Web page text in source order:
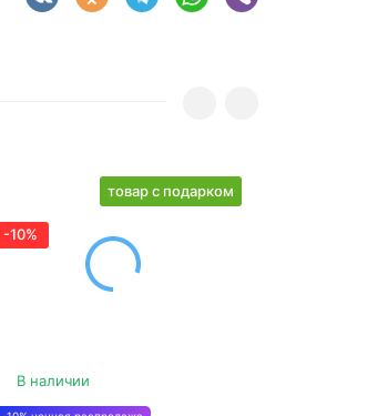
-10%
товар с подарком
В наличии